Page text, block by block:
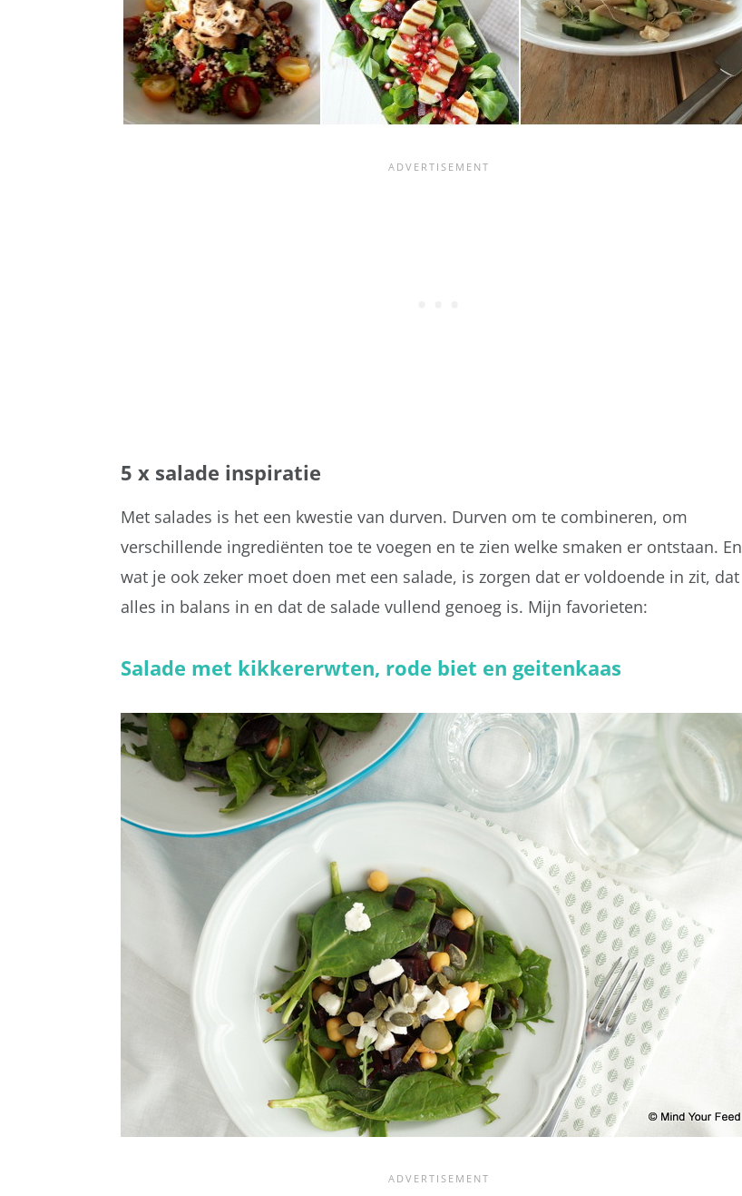
5 x salade inspiratie
Met salades is het een kwestie van durven. Durven om te combineren, om
verschillende ingrediënten toe te voegen en te zien welke smaken er ontstaan. En
wat je ook zeker moet doen met een salade, is zorgen dat er voldoende in zit, dat
alles in balans in en dat de salade vullend genoeg is. Mijn favorieten:
Salade met kikkererwten, rode biet en geitenkaas